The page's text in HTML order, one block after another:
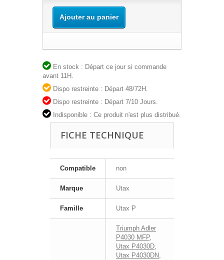
Ajouter au panier
En stock : Départ ce jour si commande
avant 11H.
Dispo restreinte : Départ 48/72H.
Dispo restreinte : Départ 7/10 Jours.
Indisponible : Ce produit n'est plus distribué.
FICHE TECHNIQUE
Compatible non
Marque Utax
Famille Utax P
Triumph Adler
P4030 MFP,
Utax P4030D,
Utax P4030DN,